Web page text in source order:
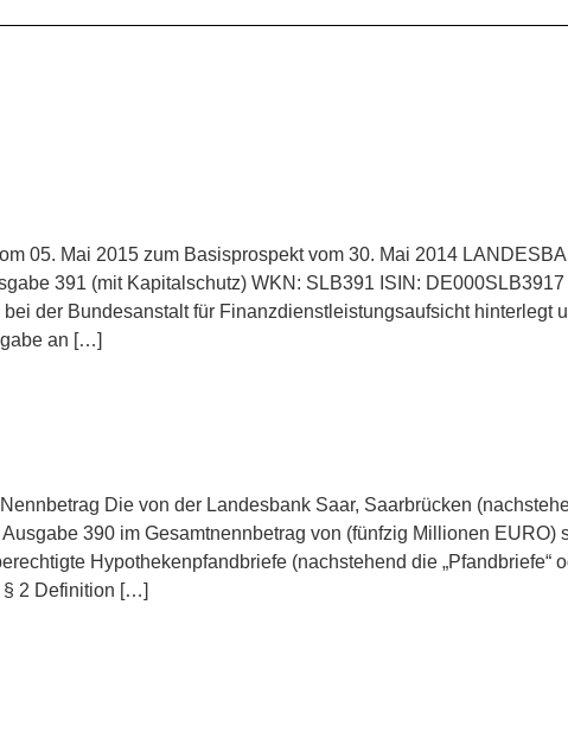
05. Mai 2015 zum Basisprospekt vom 30. Mai 2014
391 (mit Kapitalschutz) WKN: SLB391 ISIN:
der Bundesanstalt für Finanzdienstleistungsaufsicht hinterlegt
an […]
Die von der Landesbank Saar, Saarbrücken
390 im Gesamtnennbetrag von (fünfzig Millionen EURO)
Hypothekenpfandbriefe (nachstehend die „Pfandbriefe“
§ 2 Definition […]